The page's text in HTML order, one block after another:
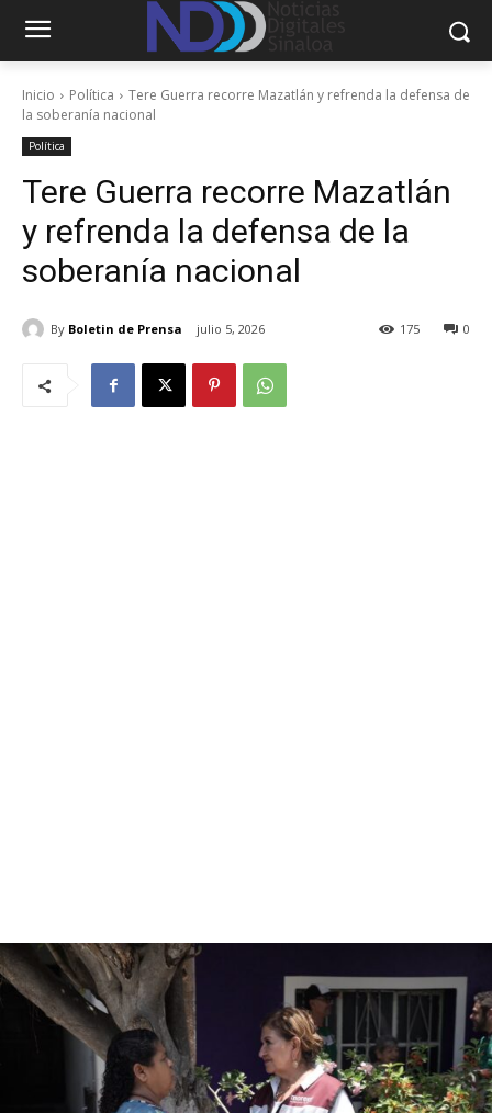
Inicio Política
Tere Guerra recorre Mazatlán y refrenda la defensa de
la soberanía nacional
Política
Tere Guerra recorre Mazatlán
y refrenda la defensa de la
soberanía nacional
By Boletin de Prensa julio 5, 2026 0
175